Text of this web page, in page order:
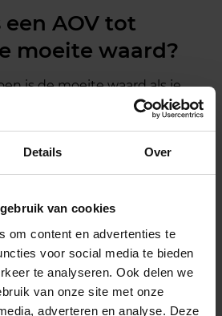
Details Over
van cookies
om content en advertenties te
voor social media te bieden
te analyseren. Ook delen we
van onze site met onze
adverteren en analyse. Deze
AOV tot
moeite waard?
is de moeite waard als je
arbeidsongeschikt raakt
Zonder deze dekking
ZZP’ers zonder vangnet van
stelsel is dit een reëel
is met name relevant in